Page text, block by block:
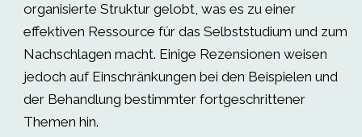
organisierte Struktur gelobt, was es zu einer
effektiven Ressource für das Selbststudium und zum
Nachschlagen macht. Einige Rezensionen weisen
jedoch auf Einschränkungen bei den Beispielen und
der Behandlung bestimmter fortgeschrittener
Themen hin.